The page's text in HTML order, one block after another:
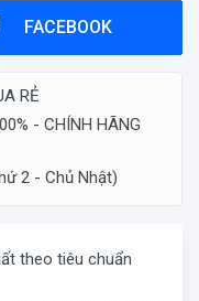
FACEBOOK
RẺ
- CHÍNH HÃNG
2 - Chủ Nhật)
theo tiêu chuẩn